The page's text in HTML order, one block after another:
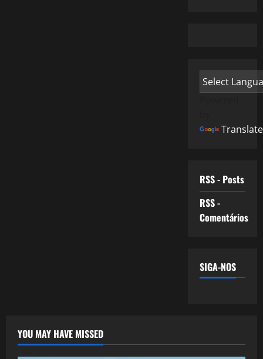
Translate
RSS - Posts
RSS -
Comentários
SIGA-NOS
YOU MAY HAVE MISSED